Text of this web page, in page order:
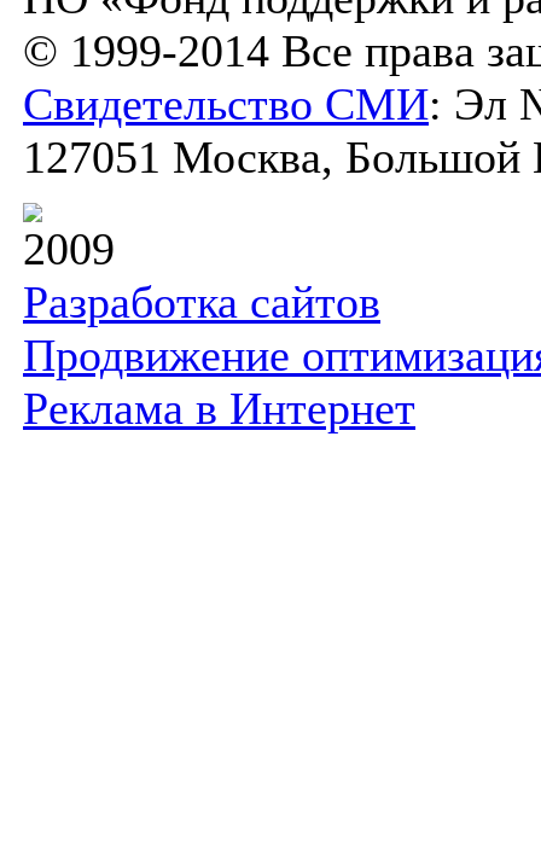
© 1999-2014 Все права
Свидетельство СМИ: Эл
127051 Москва, Большой
2009
Разработка сайтов
Продвижение
Реклама в Интернет